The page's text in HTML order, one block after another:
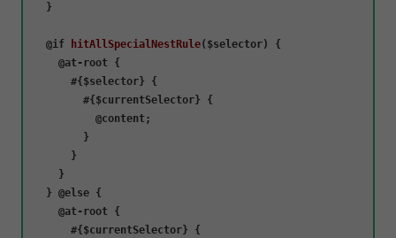
  }
  @
if hitAllSpecialNestRule( $selector) {
    @at-root {
      #{$selector} {
        #{$currentSelector} {
          @content;
        }
      }
    }
  } @
else {
    @at-root {
      #{$currentSelector} {